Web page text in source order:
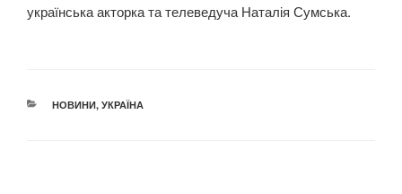
українська акторка та телеведуча Наталія Сумська.
КАТЕГОРІЇ
НОВИНИ, УКРАЇНА